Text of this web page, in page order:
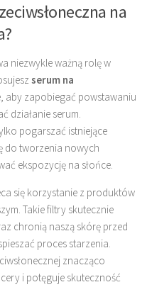
na
niezwykle ważną rolę w
serum na
aby zapobiegać powstawaniu
działanie serum.
pogarszać istniejące
do tworzenia nowych
ekspozycję na słońce.
się korzystanie z produktów
Takie filtry skutecznie
chronią naszą skórę przed
proces starzenia.
znacząco
i potęguje skuteczność